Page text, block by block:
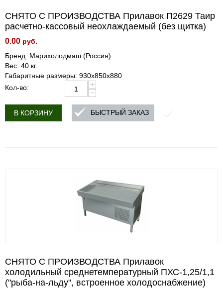
СНЯТО С ПРОИЗВОДСТВА Прилавок П2629 Таир
расчетно-кассовый неохлаждаемый (без щитка)
0.00 руб.
Бренд: Марихолодмаш (Россия)
Вес: 40 кг
Габаритные размеры: 930х850х880
Кол-во:
+
−
В КОРЗИНУ БЫСТРЫЙ ЗАКАЗ
СНЯТО С ПРОИЗВОДСТВА Прилавок
холодильный среднетемпературный ПХС-1,25/1,1
("рыба-на-льду", встроенное холодоснабжение)